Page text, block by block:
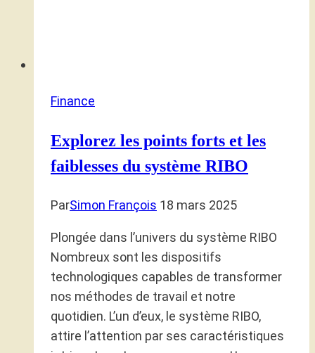
Finance
Explorez les points forts et les
faiblesses du système RIBO
ParSimon François 18 mars 2025
Plongée dans l’univers du système RIBO
Nombreux sont les dispositifs
technologiques capables de transformer
nos méthodes de travail et notre
quotidien. L’un d’eux, le système RIBO,
attire l’attention par ses caractéristiques